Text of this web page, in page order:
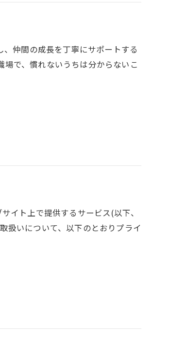
仲間の成長を丁寧にサポートする
で、慣れないうちは分からないこ
イト上で提供するサービス(以下、
扱いについて、以下のとおりプライ